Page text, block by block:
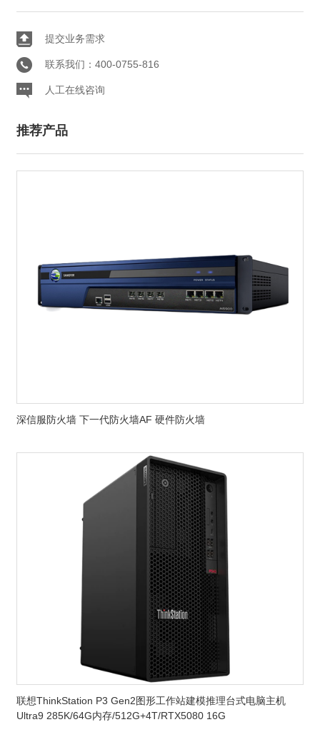
提交业务需求
联系我们：400-0755-816
人工在线咨询
推荐产品
深信服防火墙 下一代防火墙AF 硬件防火墙
联想ThinkStation P3 Gen2图形工作站建模推理台式电脑主机
Ultra9 285K/64G内存/512G+4T/RTX5080 16G